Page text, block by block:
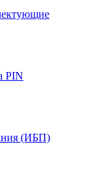
PIN
(ИБП)